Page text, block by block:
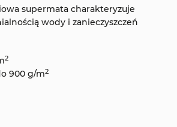
supermata charakteryzuje
wody i zanieczyszczeń
2
900 g/m2